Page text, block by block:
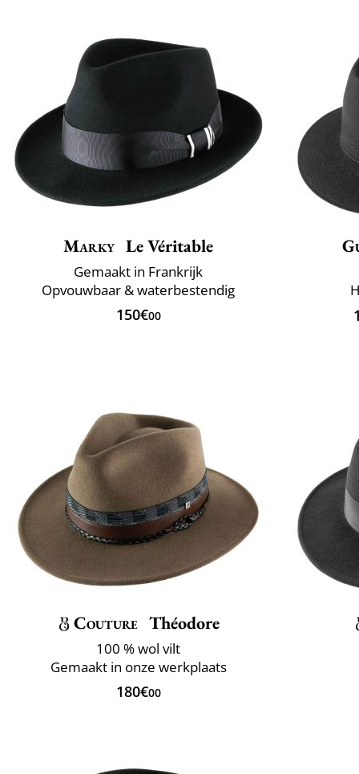
Marky Le Véritable
Gemaakt in Frankrijk
Opvouwbaar & waterbestendig
150€00
Couture Théodore
100 % wol vilt
Gemaakt in onze werkplaats
180€00